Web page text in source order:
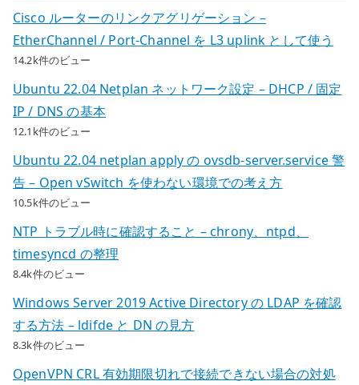
Cisco ルーターのリンクアグリゲーション –
EtherChannel / Port-Channel を L3 uplink として使う
14.2k件のビュー
Ubuntu 22.04 Netplan ネットワーク設定 – DHCP / 固定
IP / DNS の基本
12.1k件のビュー
Ubuntu 22.04 netplan apply の ovsdb-server.service 警
告 – Open vSwitch を使わない環境での考え方
10.5k件のビュー
NTP トラブル時に確認すること – chrony、ntpd、
timesyncd の整理
8.4k件のビュー
Windows Server 2019 Active Directory の LDAP を確認
する方法 – ldifde と DN の見方
8.3k件のビュー
OpenVPN CRL 有効期限切れで接続できない場合の対処